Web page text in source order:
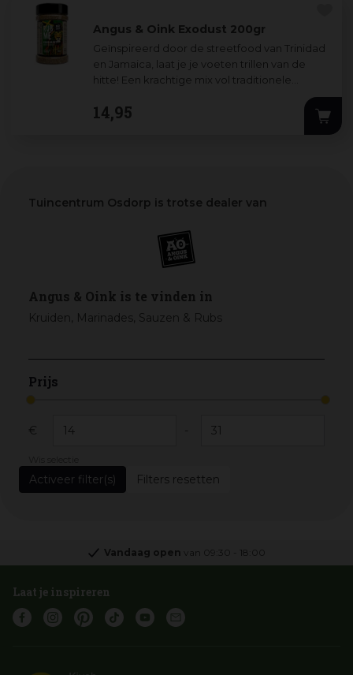
Angus & Oink Exodust 200gr
Geïnspireerd door de streetfood van Trinidad
en Jamaica, laat je je voeten trillen van de
hitte! Een krachtige mix vol traditionele
14,95
Tuincentrum Osdorp is trotse dealer van
Angus & Oink is te vinden in
Kruiden, Marinades, Sauzen & Rubs
Prijs
€ -
Filters resetten
Vandaag open van 09:30 18:00
Laat je inspireren